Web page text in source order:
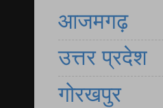
आजमगढ़
उत्तर प्रदेश
गोरखपुर